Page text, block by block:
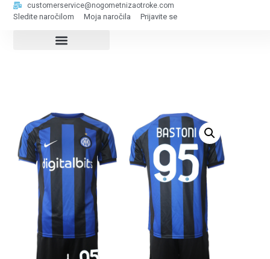
customerservice@nogometnizaotroke.com
Sledite naročilom Moja naročila Prijavite se